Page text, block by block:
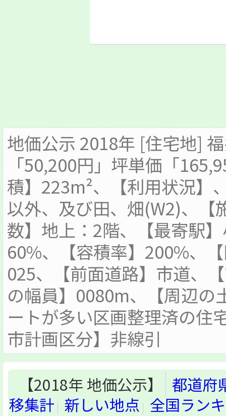
地価公示 2018年 [住宅地]
「50,200円」坪単価「
積】223m²、【利用状況】
以外、及び田、畑(W2)、【
数】地上：2階、【最寄駅
60%、【容積率】200%、
025、【前面道路】市道、
の幅員】0080m、【周辺の
ートが多い区画整理済の住
市計画区分】非線引
【2018年 地価公示】
都道府
移集計 新しい地点 全国ラン